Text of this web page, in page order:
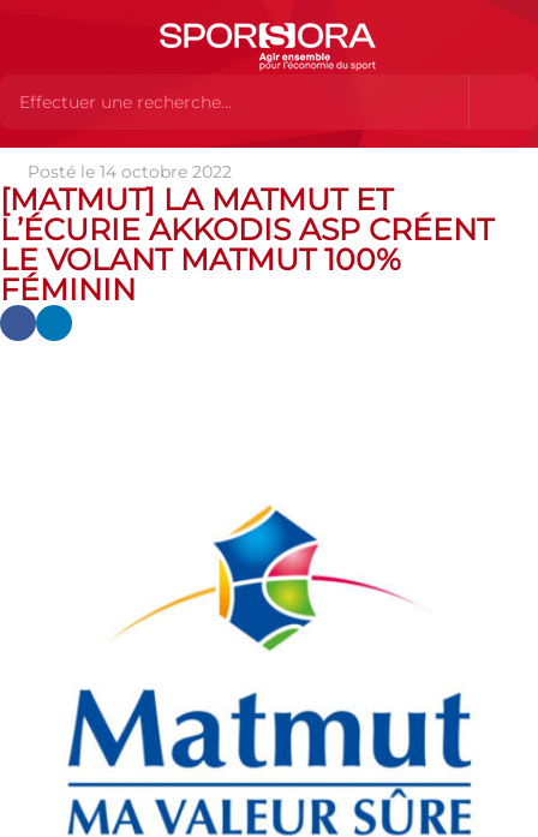
Actualités Actualités
[MATMUT] La Matmut et l’écurie AKKODIS ASP créent le Volant
Matmut 100% Féminin
Posté le 14 octobre 2022
[MATMUT] LA MATMUT ET
L’ÉCURIE AKKODIS ASP CRÉENT
LE VOLANT MATMUT 100%
FÉMININ